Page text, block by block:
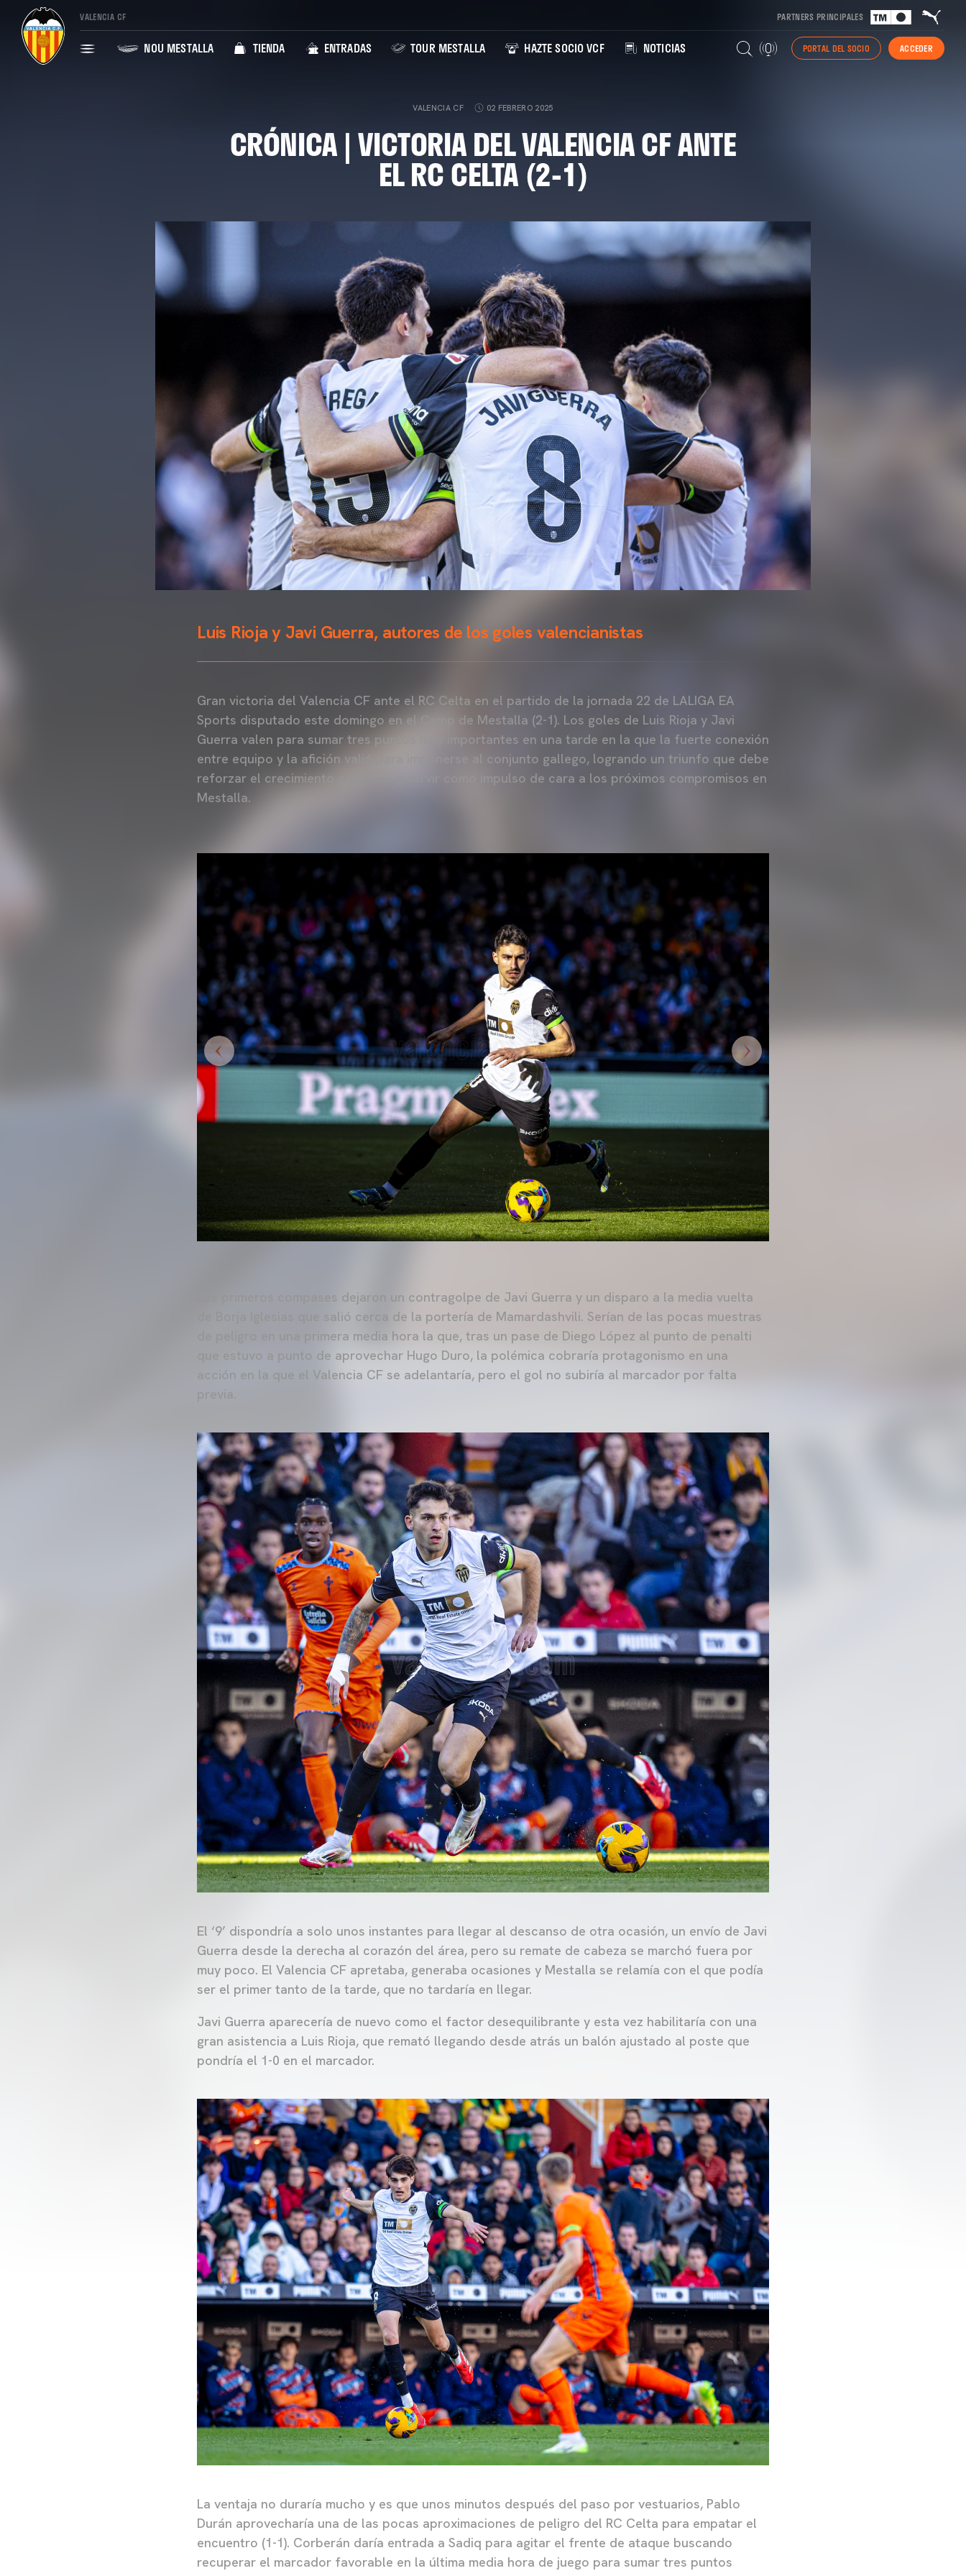
VALENCIA CF PARTNERS PRINCIPALES
NOU MESTALLA TIENDA ENTRADAS TOUR MESTALLA HAZTE SOCIO VCF NOTICIAS PORTAL DEL SOCIO ACCEDER
VALENCIA CF 02 FEBRERO 2025
CRÓNICA | VICTORIA DEL VALENCIA CF ANTE
EL RC CELTA (2-1)
Luis Rioja y Javi Guerra, autores de los goles valencianistas
Gran victoria del Valencia CF ante el RC Celta en el partido de la jornada 22 de LALIGA EA
Sports disputado este domingo en el Camp de Mestalla (2-1). Los goles de Luis Rioja y Javi
Guerra valen para sumar tres puntos muy importantes en una tarde en la que la fuerte conexión
entre equipo y la afición valió para imponerse al conjunto gallego, logrando un triunfo que debe
reforzar el crecimiento colectivo y servir como impulso de cara a los próximos compromisos en
Mestalla.
Los primeros compases dejaron un contragolpe de Javi Guerra y un disparo a la media vuelta
de Borja Iglesias que salió cerca de la portería de Mamardashvili. Serían de las pocas muestras
de peligro en una primera media hora la que, tras un pase de Diego López al punto de penalti
que estuvo a punto de aprovechar Hugo Duro, la polémica cobraría protagonismo en una
acción en la que el Valencia CF se adelantaría, pero el gol no subiría al marcador por falta
previa.
El ‘9’ dispondría a solo unos instantes para llegar al descanso de otra ocasión, un envío de Javi
Guerra desde la derecha al corazón del área, pero su remate de cabeza se marchó fuera por
muy poco. El Valencia CF apretaba, generaba ocasiones y Mestalla se relamía con el que podía
ser el primer tanto de la tarde, que no tardaría en llegar.
Javi Guerra aparecería de nuevo como el factor desequilibrante y esta vez habilitaría con una
gran asistencia a Luis Rioja, que remató llegando desde atrás un balón ajustado al poste que
pondría el 1-0 en el marcador.
La ventaja no duraría mucho y es que unos minutos después del paso por vestuarios, Pablo
Durán aprovecharía una de las pocas aproximaciones de peligro del RC Celta para empatar el
encuentro (1-1). Corberán daría entrada a Sadiq para agitar el frente de ataque buscando
recuperar el marcador favorable en la última media hora de juego para sumar tres puntos